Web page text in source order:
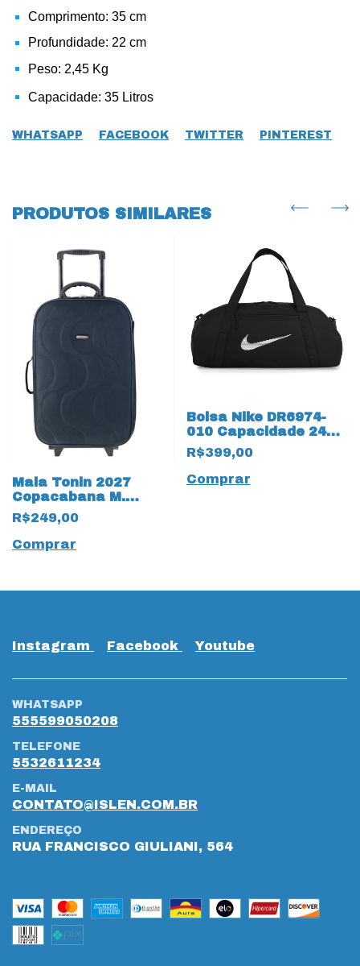
Comprimento: 35 cm
Profundidade: 22 cm
Peso: 2,45 Kg
Capacidade: 35 Litros
WHATSAPP FACEBOOK TWITTER PINTEREST
PRODUTOS SIMILARES
Mala Tonin 2027
Copacabana M.
Valentin tamanho P
Azul 16332
R$249,00
Bolsa Nike DR6974-
010 Capacidade 24
Litros
R$399,00
Comprar
Instagram Facebook Youtube
WHATSAPP
555599050208
TELEFONE
5532611234
E-MAIL
CONTATO@ISLEN.COM.BR
ENDEREÇO
RUA FRANCISCO GIULIANI, 564